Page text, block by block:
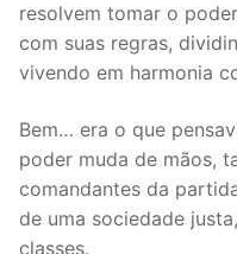
resolvem tomar o
com suas regras,
vivendo em harmonia
Bem… era o que
poder muda de mãos,
comandantes da
de uma sociedade
classes.